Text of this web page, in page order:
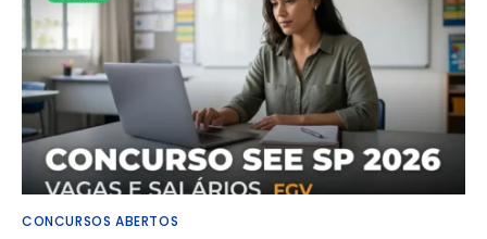
CONCURSOS ABERTOS